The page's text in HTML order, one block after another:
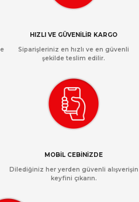
HIZLI VE GÜVENİLİR KARGO
Siparişleriniz en hızlı ve en güvenli
şekilde teslim edilir.
MOBİL CEBİNİZDE
Dilediğiniz her yerden güvenli alışverişin
keyfini çıkarın.